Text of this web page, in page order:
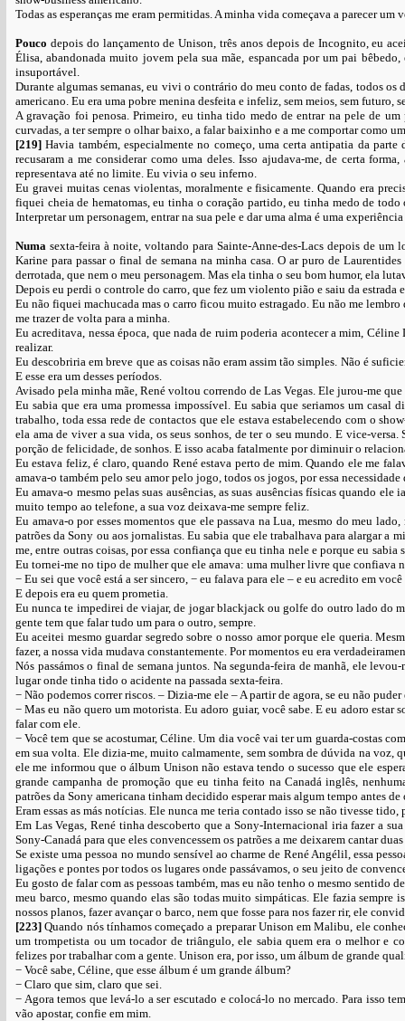
Todas as esperanças me eram permitidas. A minha vida começava a parecer um
Pouco depois do lançamento de Unison, três anos depois de Incognito, eu
Élisa, abandonada muito jovem pela sua mãe, espancada por um pai
insuportável.
Durante algumas semanas, eu vivi o contrário do meu conto de fadas, todos
americano. Eu era uma pobre menina desfeita e infeliz, sem meios, sem futuro,
A gravação foi penosa. Primeiro, eu tinha tido medo de entrar na pele de
curvadas, a ter sempre o olhar baixo, a falar baixinho e a me comportar como
[219]Havia também, especialmente no começo, uma certa antipatia da
recusaram a me considerar como uma deles. Isso ajudava-me, de certa
representava até no limite. Eu vivia o seu inferno.
Eu gravei muitas cenas violentas, moralmente e fisicamente. Quando era
fiquei cheia de hematomas, eu tinha o coração partido, eu tinha medo de
Interpretar um personagem, entrar na sua pele e dar uma alma é uma
Numa sexta-feira à noite, voltando para Sainte-Anne-des-Lacs depois de
Karine para passar o final de semana na minha casa. O ar puro de
derrotada, que nem o meu personagem. Mas ela tinha o seu bom humor, ela
Depois eu perdi o controle do carro, que fez um violento pião e saiu da estrada
Eu não fiquei machucada mas o carro ficou muito estragado. Eu não me
me trazer de volta para a minha.
Eu acreditava, nessa época, que nada de ruim poderia acontecer a mim,
realizar.
Eu descobriria em breve que as coisas não eram assim tão simples. Não é
E esse era um desses períodos.
Avisado pela minha mãe, René voltou correndo de Las Vegas. Ele jurou-me
Eu sabia que era uma promessa impossível. Eu sabia que seriamos um
trabalho, toda essa rede de contactos que ele estava estabelecendo com o
ela ama de viver a sua vida, os seus sonhos, de ter o seu mundo. E vice-
porção de felicidade, de sonhos. E isso acaba fatalmente por diminuir o
Eu estava feliz, é claro, quando René estava perto de mim. Quando ele me
amava-o também pelo seu amor pelo jogo, todos os jogos, por essa
Eu amava-o mesmo pelas suas ausências, as suas ausências físicas quando
muito tempo ao telefone, a sua voz deixava-me sempre feliz.
Eu amava-o por esses momentos que ele passava na Lua, mesmo do meu
patrões da Sony ou aos jornalistas. Eu sabia que ele trabalhava para alargar a
me, entre outras coisas, por essa confiança que eu tinha nele e porque eu
Eu tornei-me no tipo de mulher que ele amava: uma mulher livre que confiava
− Eu sei que você está a ser sincero, − eu falava para ele – e eu acredito em
E depois era eu quem prometia.
Eu nunca te impedirei de viajar, de jogar blackjack ou golfe do outro lado do
gente tem que falar tudo um para o outro, sempre.
Eu aceitei mesmo guardar segredo sobre o nosso amor porque ele queria.
fazer, a nossa vida mudava constantemente. Por momentos eu era
Nós passámos o final de semana juntos. Na segunda-feira de manhã, ele
lugar onde tinha tido o acidente na passada sexta-feira.
− Não podemos correr riscos. – Dizia-me ele – A partir de agora, se eu não
− Mas eu não quero um motorista. Eu adoro guiar, você sabe. E eu adoro
falar com ele.
− Você tem que se acostumar, Céline. Um dia você vai ter um guarda-costas
em sua volta. Ele dizia-me, muito calmamente, sem sombra de dúvida na
ele me informou que o álbum Unison não estava tendo o sucesso que ele
grande campanha de promoção que eu tinha feito na Canadá inglês,
patrões da Sony americana tinham decidido esperar mais algum tempo antes
Eram essas as más notícias. Ele nunca me teria contado isso se não tivesse
Em Las Vegas, René tinha descoberto que a Sony-Internacional iria fazer a
Sony-Canadá para que eles convencessem os patrões a me deixarem cantar
Se existe uma pessoa no mundo sensível ao charme de René Angélil, essa
ligações e pontes por todos os lugares onde passávamos, o seu jeito de
Eu gosto de falar com as pessoas também, mas eu não tenho o mesmo sentido
meu barco, mesmo quando elas são todas muito simpáticas. Ele fazia sempre
nossos planos, fazer avançar o barco, nem que fosse para nos fazer rir, ele
[223]Quando nós tínhamos começado a preparar Unison em Malibu, ele
um trompetista ou um tocador de triângulo, ele sabia quem era o melhor e
felizes por trabalhar com a gente. Unison era, por isso, um álbum de grande
− Você sabe, Céline, que esse álbum é um grande álbum?
− Claro que sim, claro que sei.
− Agora temos que levá-lo a ser escutado e colocá-lo no mercado. Para isso
vão apostar, confie em mim.